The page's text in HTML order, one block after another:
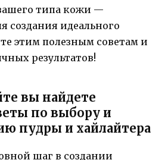
типа кожи —
создания идеального
этим полезным советам и
результатов!
вы найдете
по выбору и
пудры и хайлайтера
шаг в создании